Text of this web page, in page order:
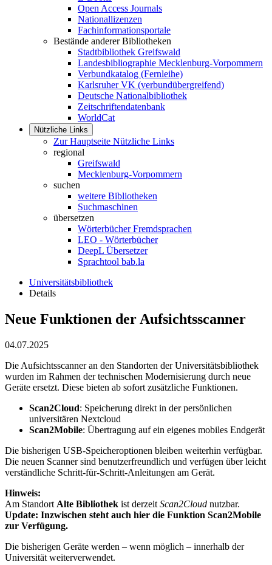
Open Access Journals
Nationallizenzen
Fachinformationsportale
Bestände anderer Bibliotheken
Stadtbibliothek Greifswald
Landesbibliographie Mecklenburg-Vorpommern
Verbundkatalog (Fernleihe)
Karlsruher VK (verbundübergreifend)
Deutsche Nationalbibliothek
Zeitschriftendatenbank
WorldCat
Nützliche Links
Zur Hauptseite Nützliche Links
regional
Greifswald
Mecklenburg-Vorpommern
suchen
weitere Bibliotheken
Suchmaschinen
übersetzen
Wörterbücher Fremdsprachen
LEO - Wörterbücher
DeepL Übersetzer
Sprachtool bab.la
Universitätsbibliothek
Details
Neue Funktionen der Aufsichtsscanner
04.07.2025
Die Aufsichtsscanner an den Standorten der Universitätsbibliothek
wurden im Rahmen der technischen Modernisierung durch neue
Geräte ersetzt. Diese bieten ab sofort zusätzliche Funktionen.
Scan2Cloud: Speicherung direkt in der persönlichen
universitären Nextcloud
Scan2Mobile: Übertragung auf ein eigenes mobiles Endgerät
Die bisherigen USB-Speicheroptionen bleiben weiterhin verfügbar.
Die neuen Scanner sind benutzerfreundlich und verfügen über leicht
verständliche Schritt-für-Schritt-Anleitungen am Gerät.
Hinweis:
Am Standort Alte Bibliothek ist derzeit Scan2Cloud nutzbar.
Update: Inzwischen steht auch hier die Funktion Scan2Mobile
zur Verfügung.
Die bisherigen Geräte werden – wenn möglich – innerhalb der
Universität weiterverwendet.